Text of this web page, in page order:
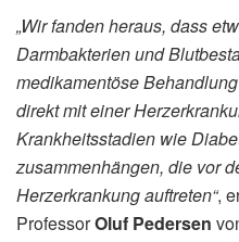
„Wir fanden heraus, dass
Darmbakterien und
medikamentöse
direkt mit einer
Krankheitsstadien wie
zusammenhängen, die vor
Herzerkrankung auftreten“,
ProfessorOluf Pedersen